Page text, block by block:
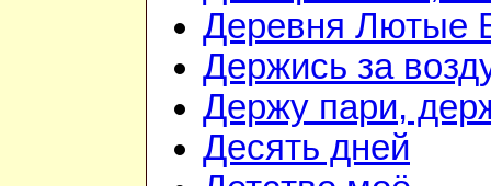
Деревня Лютые
Держись за
Держу пари,
Десять дней